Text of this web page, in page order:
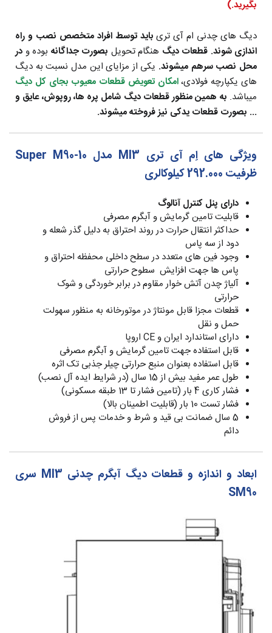
بگیرید.)
دیگ های چدنی ام آی تری باید توسط افراد متخصص نصب و راه
اندازی شوند. قطعات دیگ هنگام تحویل بصورت جداگانه بوده و در
محل نصب سرهم میشوند. یکی از مزایای این مدل نسبت به دیگ
های یکپارچه فولادی،امکان تعویض قطعات معیوب بجای کل دیگ
میباشد. به همین منظور قطعات دیگ شامل پره ها، روپوش، عایق و
... بصورت قطعات یدکی نیز فروخته میشوند.
ویژگی های اِم آی تری MI3 مدل Super M90-10
ظرفیت 292.000 کیلوکالری
دارای پنل کنترل آنالوگ
قابلیت تامین گرمایش و آبگرم مصرفی
حداکثر انتقال حرارت در روند احتراق به دلیل گذر شعله و
دود از سه پاس
وجود فین های متعدد در سطح داخلی محفظه احتراق و
پاس ها جهت افزایش سطوح حرارتی
آلیاژ چدن آتش خوار مقاوم در برابر خوردگی و شوک
حرارتی
قطعات مجزا قابل مونتاژ در موتورخانه به منظور سهولت
حمل و نقل
دارای استاندارد ایران و CE اروپا
قابل استفاده جهت تامین گرمایش و آبگرم مصرفی
قابل استفاده بعنوان منبع حرارتی چیلر جذبی تک اثره
طول عمر مفید بیش از 15 سال (در شرایط ایده آل نصب)
فشار کاری 4 بار (تامین فشار تا 13 طبقه مسکونی)
فشار تست 10 بار (قابلیت اطمینان بالا)
5 سال ضمانت بی قید و شرط و خدمات پس از فروش
دائم
ابعاد و اندازه و قطعات دیگ آبگرم چدنی MI3 سری
SM90